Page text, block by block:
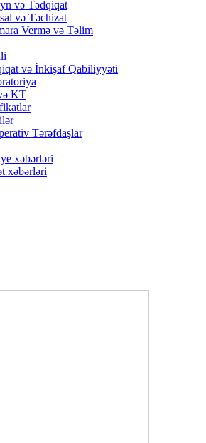
və Tədqiqat
və Təchizat
Vermə və Təlim
və İnkişaf Qabiliyyəti
KT
Tərəfdaşlar
xəbərləri
xəbərləri